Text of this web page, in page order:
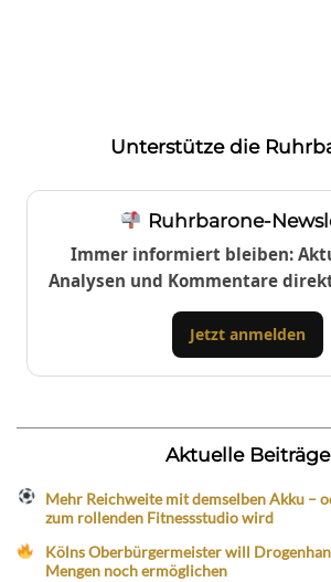
Unterstütze die
Ruhrbarone-
Immer informiert bleiben:
Analysen und Kommentare
Jetzt anmelden
Aktuelle Beiträge
Mehr Reichweite mit demselben Akku –
zum rollenden Fitnessstudio wird
Kölns Oberbürgermeister will
Mengen noch ermöglichen